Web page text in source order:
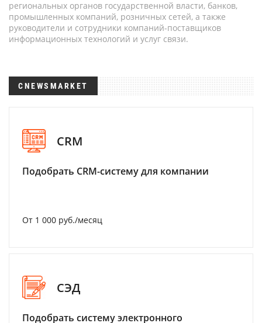
региональных органов государственной власти, банков,
промышленных компаний, розничных сетей, а также
руководители и сотрудники компаний-поставщиков
информационных технологий и услуг связи.
CNEWSMARKET
CRM
Подобрать CRM-систему для компании
От 1 000 руб./месяц
СЭД
Подобрать систему электронного